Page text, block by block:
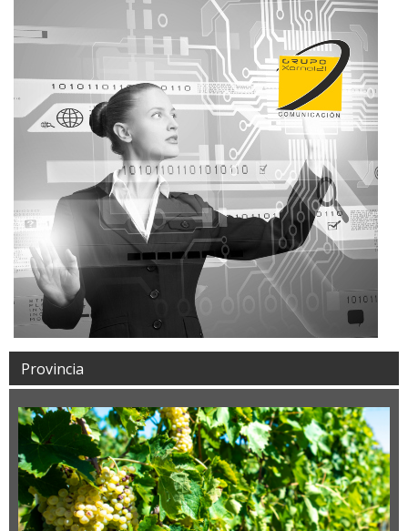
Provincia